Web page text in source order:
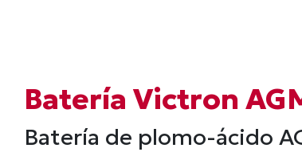
Batería Victron
Batería de plomo-ácido